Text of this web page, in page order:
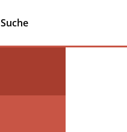
Suche